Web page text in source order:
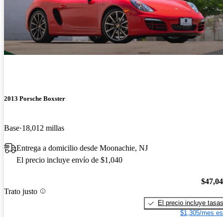
2013 Porsche Boxster
Base 18,012 millas
Entrega a domicilio desde Moonachie, NJ
El precio incluye envío de $1,040
Trato justo
El precio incluye tasas
$1,305/mes